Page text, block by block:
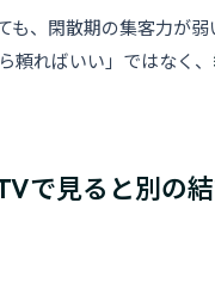
も、閑散期の集客力が
頼ればいい」ではなく、
で見ると別の結